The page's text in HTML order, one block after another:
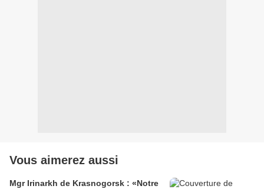
Vous aimerez aussi
Mgr Irinarkh de Krasnogorsk : «Notre